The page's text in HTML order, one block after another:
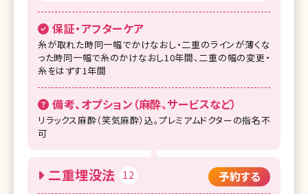
保証・アフターケア
糸が取れた時同一幅でかけなおし・二重のラインが薄くな
った時同一幅で糸のかけなおし10年間、二重の幅の変更・
糸をはずす1年間
備考、オプション（麻酔、サービスなど）
リラックス麻酔（笑気麻酔）込。プレミアムドクターの指名不
可
二重埋没法 12 予約する